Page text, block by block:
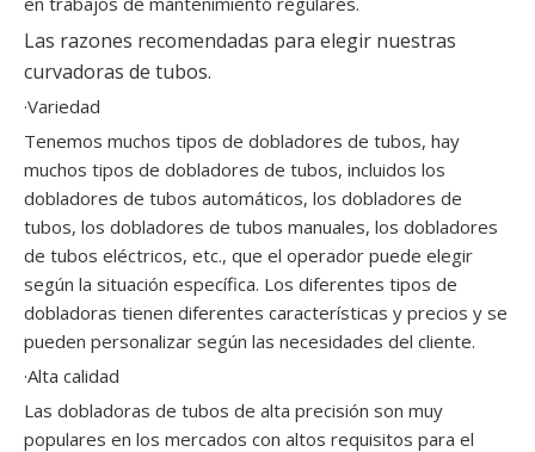
Las razones recomendadas para elegir nuestras
curvadoras de tubos.
·Variedad
Tenemos muchos tipos de dobladores de tubos, hay
muchos tipos de dobladores de tubos, incluidos los
dobladores de tubos automáticos, los dobladores de
tubos, los dobladores de tubos manuales, los dobladores
de tubos eléctricos, etc., que el operador puede elegir
según la situación específica. Los diferentes tipos de
dobladoras tienen diferentes características y precios y se
pueden personalizar según las necesidades del cliente.
·Alta calidad
Las dobladoras de tubos de alta precisión son muy
populares en los mercados con altos requisitos para el